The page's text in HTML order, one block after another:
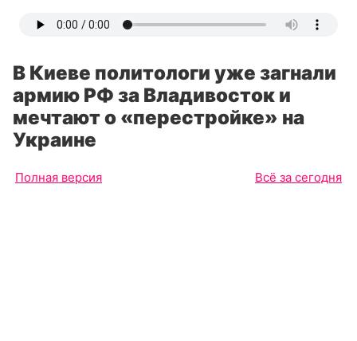
В Киеве политологи уже загнали
армию РФ за Владивосток и
мечтают о «перестройке» на
Украине
Полная версия Всё за сегодня